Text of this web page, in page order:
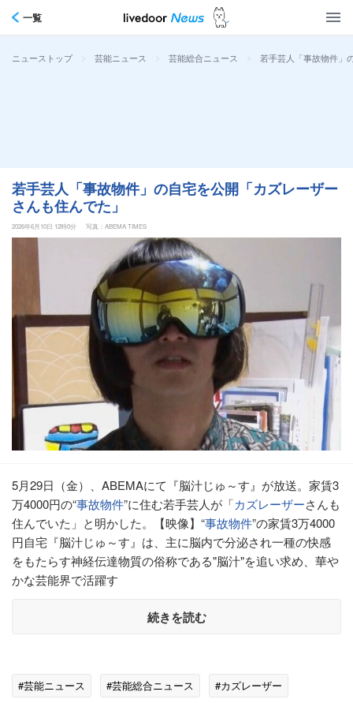
一覧
ニューストップ > 芸能ニュース > 芸能総合ニュース > 若手芸人「事故物件」
若手芸人「事故物件」の自宅を公開「カズレーザー
さんも住んでた」
2026年6月10日 12時0分 写真：ABEMA TIMES
5月29日（金）、ABEMAにて『脳汁じゅ～す』が放送。家賃3
万4000円の“事故物件”に住む若手芸人が「カズレーザーさんも
住んでいた」と明かした。【映像】“事故物件”の家賃3万4000
円自宅『脳汁じゅ～す』は、主に脳内で分泌され一種の快感
をもたらす神経伝達物質の俗称である"脳汁"を追い求め、華や
かな芸能界で活躍す
続きを読む
#芸能ニュース #芸能総合ニュース
#カズレーザー